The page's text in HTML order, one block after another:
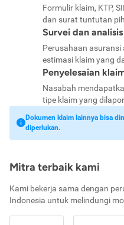
Formulir klaim, KTP,
dan surat tuntutan
Survei dan analisis
Perusahaan
estimasi klaim yang
Penyelesaian
Nasabah
tipe klaim yang
Dokumen klaim lainnya bisa
diperlukan.
Mitra terbaik kami
Kami bekerja sama dengan
Indonesia untuk melindungi